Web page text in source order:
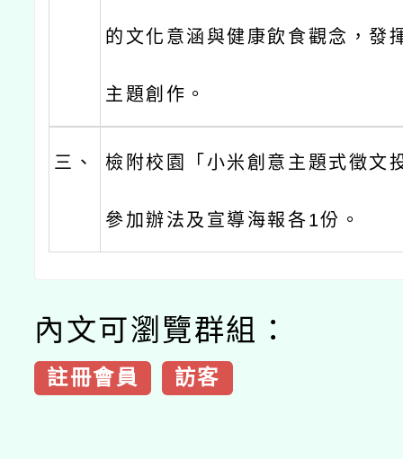
的文化意涵與健康飲食觀念，發
主題創作。
三、 檢附校園「小米創意主題式徵文
參加辦法及宣導海報各1份。
內文可瀏覽群組：
註冊會員 訪客